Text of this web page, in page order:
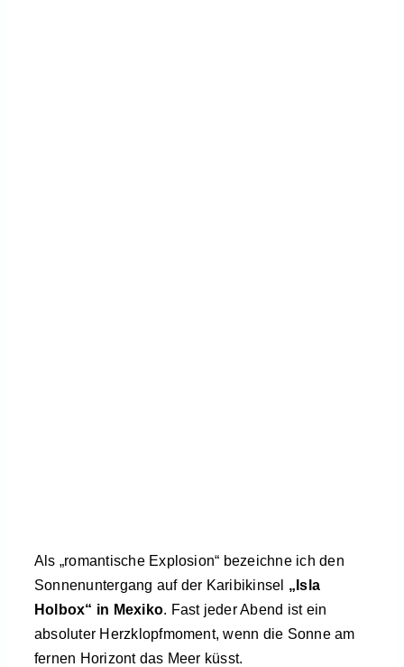
Als „romantische Explosion“ bezeichne ich den
Sonnenuntergang auf der Karibikinsel „Isla
Holbox“ in Mexiko. Fast jeder Abend ist ein
absoluter Herzklopfmoment, wenn die Sonne am
fernen Horizont das Meer küsst.